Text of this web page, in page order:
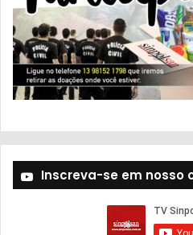
Inscreva-se em nosso